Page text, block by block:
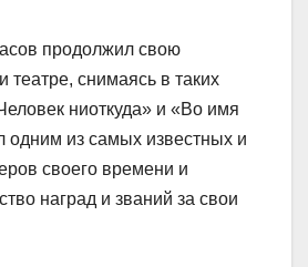
продолжил свою
театре, снимаясь в таких
ниоткуда» и «Во имя
одним из самых известных и
своего времени и
наград и званий за свои